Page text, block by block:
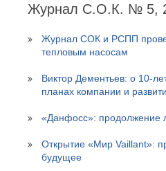
Журнал С.О.К. № 5,
Журнал СОК и РСПП
тепловым насосам
Виктор Дементьев: о 10-
планах компании и
«Данфосс»: продолжение
Открытие «Мир Vaillant»:
будущее